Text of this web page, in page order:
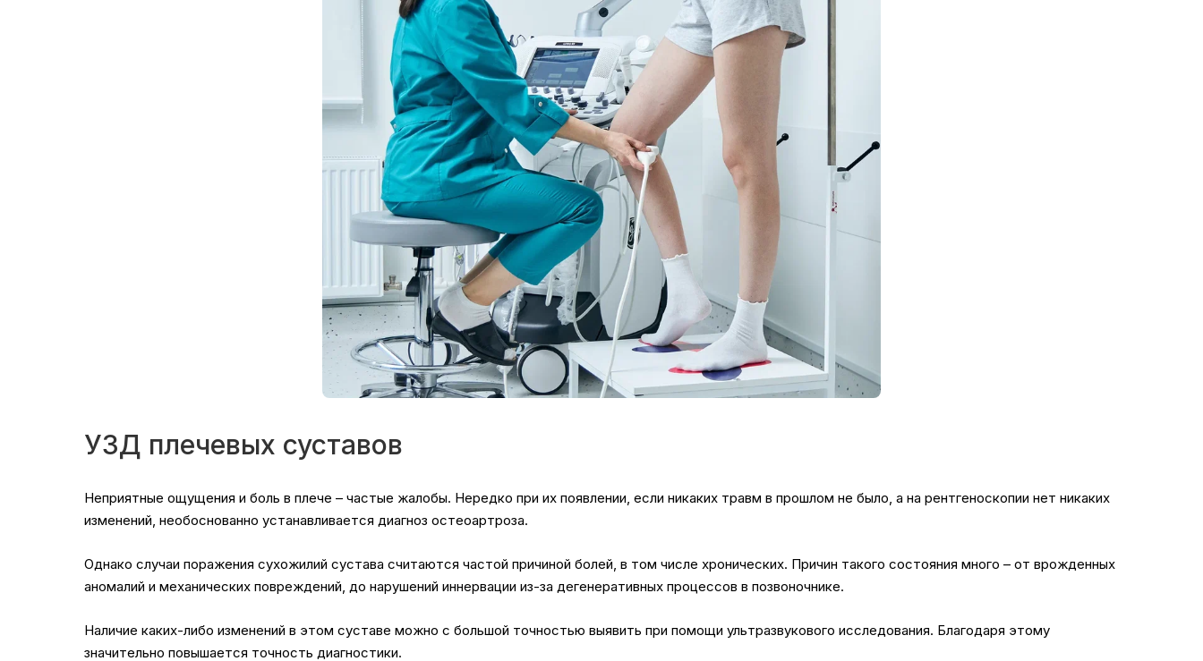
УЗД плечевых суставов
Неприятные ощущения и боль в плече – частые жалобы. Нередко при их появлении, если никаких травм в прошлом не было, а на рентгеноскопии нет никаких
изменений, необоснованно устанавливается диагноз остеоартроза.
Однако случаи поражения сухожилий сустава считаются частой причиной болей, в том числе хронических. Причин такого состояния много – от врожденных
аномалий и механических повреждений, до нарушений иннервации из-за дегенеративных процессов в позвоночнике.
Наличие каких-либо изменений в этом суставе можно с большой точностью выявить при помощи ультразвукового исследования. Благодаря этому
значительно повышается точность диагностики.